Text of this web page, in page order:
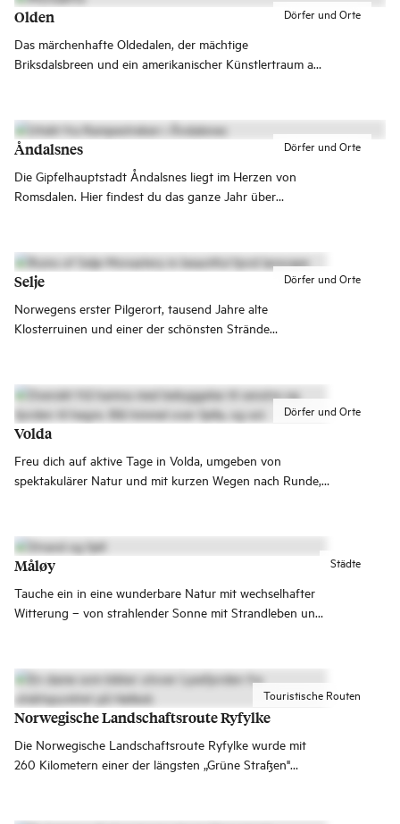
Haaland stammt ebenfalls aus Bryne.
Dörfer und Orte
Olden
Das märchenhafte Oldedalen, der mächtige
Briksdalsbreen und ein amerikanischer Künstlertraum am
Dörfer und Orte
Åndalsnes
Die Gipfelhauptstadt Åndalsnes liegt im Herzen von
Romsdalen. Hier findest du das ganze Jahr über
berühmten Sehenswürdigkeiten Trollstigen,
Romsdalseggen und den Aussichtspunkt Rampestreken
erleben.
Dörfer und Orte
Selje
Norwegens erster Pilgerort, tausend Jahre alte
Klosterruinen und einer der schönsten Strände
Dörfer und Orte
Volda
Freu dich auf aktive Tage in Volda, umgeben von
spektakulärer Natur und mit kurzen Wegen nach Runde,
Städte
Måløy
Tauche ein in eine wunderbare Natur mit wechselhafter
Witterung – von strahlender Sonne mit Strandleben und
peitschen.
Touristische Routen
Norwegische Landschaftsroute Ryfylke
Die Norwegische Landschaftsroute Ryfylke wurde mit
260 Kilometern einer der längsten „Grüne Straßen"